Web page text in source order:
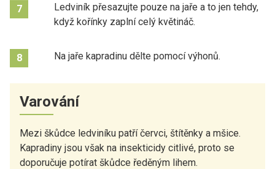
7
Ledviník přesazujte pouze na jaře a to jen tehdy,
když kořínky zaplní celý květináč.
8 Na jaře kapradinu dělte pomocí výhonů.
Varování
Mezi škůdce ledviníku patří červci, štítěnky a mšice.
Kapradiny jsou však na insekticidy citlivé, proto se
doporučuje potírat škůdce ředěným lihem.